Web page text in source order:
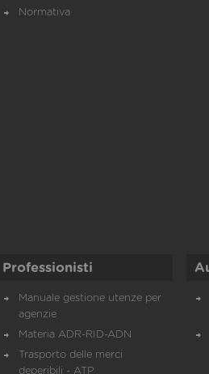
Normativa
Professionisti
Manuale gestione utenze per
agenzie
Materia ADR-RID-ADN
Trasporto delle merci
deperibili - ATP